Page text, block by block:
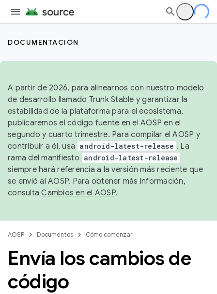
DOCUMENTACIÓN
A partir de 2026, para alinearnos con nuestro modelo
de desarrollo llamado Trunk Stable y garantizar la
estabilidad de la plataforma para el ecosistema,
publicaremos el código fuente en el AOSP en el
segundo y cuarto trimestre. Para compilar el AOSP y
contribuir a él, usa android-latest-release . La
rama del manifiesto android-latest-release
siempre hará referencia a la versión más reciente que
se envió al AOSP. Para obtener más información,
consultaCambios en el AOSP.
AOSP Documentos Cómo comenzar
Envía los cambios de
código